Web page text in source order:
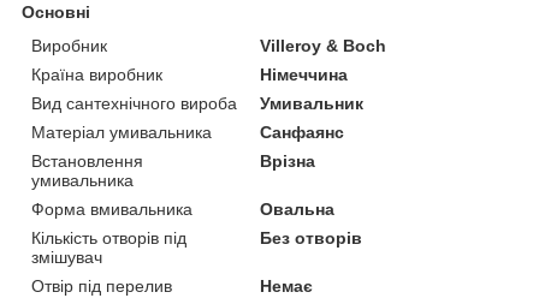
Основні
Виробник
Villeroy & Boch
Країна виробник
Німеччина
Вид сантехнічного вироба
Умивальник
Матеріал умивальника
Санфаянс
Встановлення
умивальника
Врізна
Форма вмивальника
Овальна
Кількість отворів під
змішувач
Без отворів
Отвір під перелив
Немає